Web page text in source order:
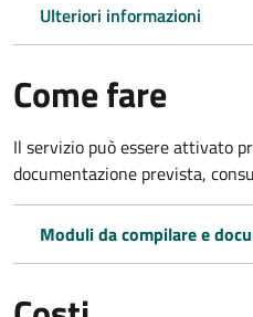
Ulteriori informazioni
Come fare
Il servizio può essere attivato
documentazione prevista,
Moduli da compilare e